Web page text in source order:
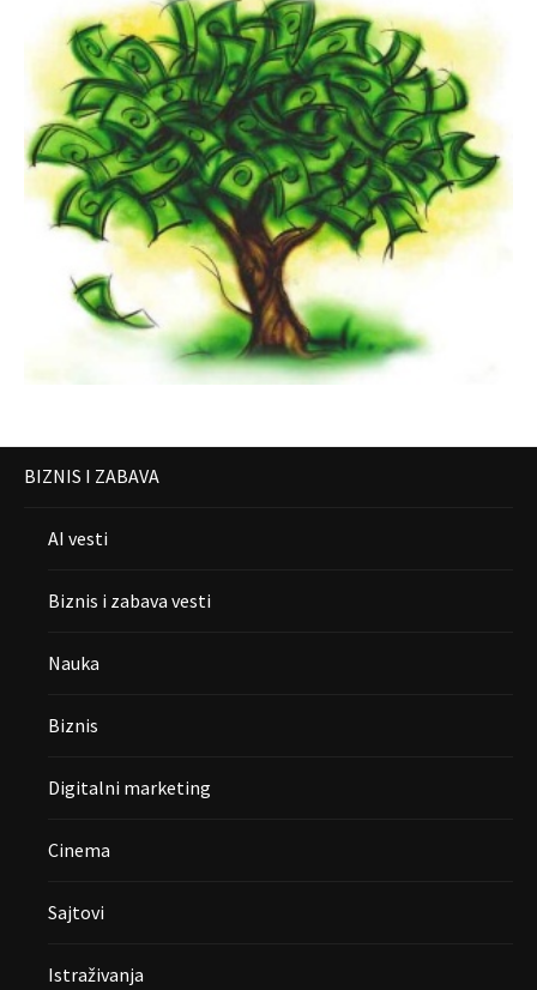
BIZNIS I ZABAVA
AI vesti
Biznis i zabava vesti
Nauka
Biznis
Digitalni marketing
Cinema
Sajtovi
Istraživanja